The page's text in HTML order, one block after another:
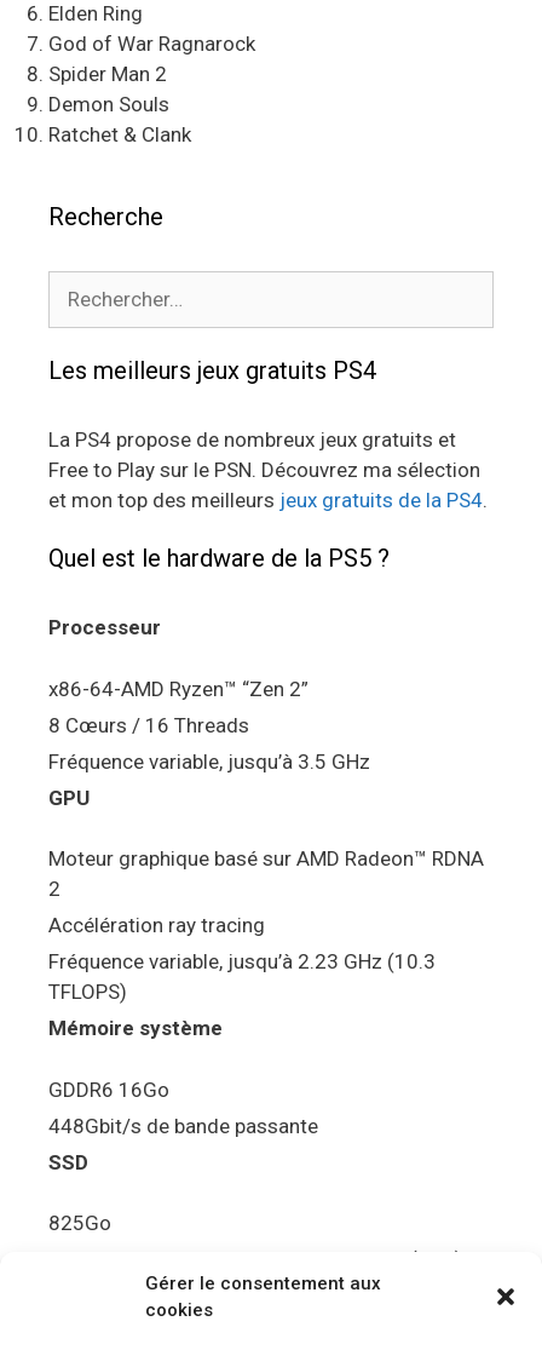
Gérer le consentement aux
cookies
Elden Ring
God of War Ragnarock
Spider Man 2
Demon Souls
Ratchet & Clank
Recherche
Les meilleurs jeux gratuits PS4
La PS4 propose de nombreux jeux gratuits et
Free to Play sur le PSN. Découvrez ma sélection
et mon top des meilleurs jeux gratuits de la PS4.
Quel est le hardware de la PS5 ?
Processeur
x86-64-AMD Ryzen™ “Zen 2”
8 Cœurs / 16 Threads
Fréquence variable, jusqu’à 3.5 GHz
GPU
Moteur graphique basé sur AMD Radeon™ RDNA
2
Accélération ray tracing
Fréquence variable, jusqu’à 2.23 GHz (10.3
TFLOPS)
Mémoire système
GDDR6 16Go
448Gbit/s de bande passante
SSD
825Go
5.5Gbit/s de bande passante en lecture (Brut)
Disque de jeu PS5